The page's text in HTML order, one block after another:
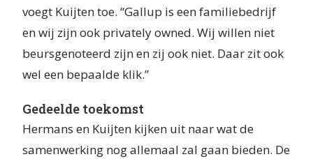
voegt Kuijten toe. “Gallup is een familiebedrijf
en wij zijn ook privately owned. Wij willen niet
beursgenoteerd zijn en zij ook niet. Daar zit ook
wel een bepaalde klik.”
Gedeelde toekomst
Hermans en Kuijten kijken uit naar wat de
samenwerking nog allemaal zal gaan bieden. De